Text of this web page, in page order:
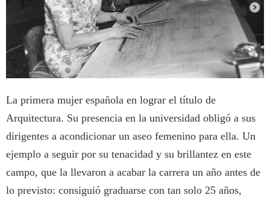
La primera mujer española en lograr el título de
Arquitectura. Su presencia en la universidad obligó a sus
dirigentes a acondicionar un aseo femenino para ella. Un
ejemplo a seguir por su tenacidad y su brillantez en este
campo, que la llevaron a acabar la carrera un año antes de
lo previsto: consiguió graduarse con tan solo 25 años,